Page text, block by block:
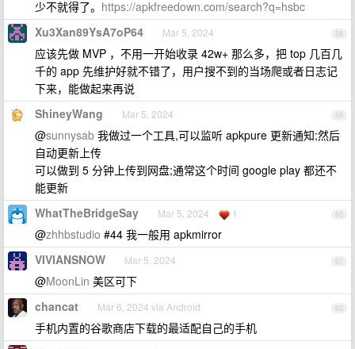
少不就得了。 https://apkfreedown.com/search?q=hsbc
58
Xu3Xan89YsA7oP64 Mar 5, 2024
应该先做 MVP ，不用一开始收录 42w+ 那么多，把 top 几百几
千的 app 先维护好就不错了，用户搜不到的当场爬或者日志记
下来，能做起来再说
59
ShineyWang Mar 5, 2024
@sunnysab 我做过一个工具,可以监听 apkpure 更新通知;然后
自动更新上传
可以做到 5 分钟上传到网盘;通常这个时间 google play 都还不
能更新
60
WhatTheBridgeSay Mar 5, 2024 1
@zhhbstudio #44 我一般用 apkmirror
61
VIVIANSNOW Mar 5, 2024
@MoonLin 美区可下
62
chancat Mar 6, 2024 via Android
手机内置的谷歌商店下载的最适配自己的手机